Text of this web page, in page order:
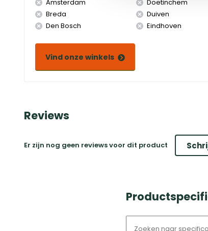
Amsterdam
Breda
Den Bosch
Doetinchem
Duiven
Eindhoven
Vind onze winkels
Reviews
Er zijn nog geen reviews voor dit product